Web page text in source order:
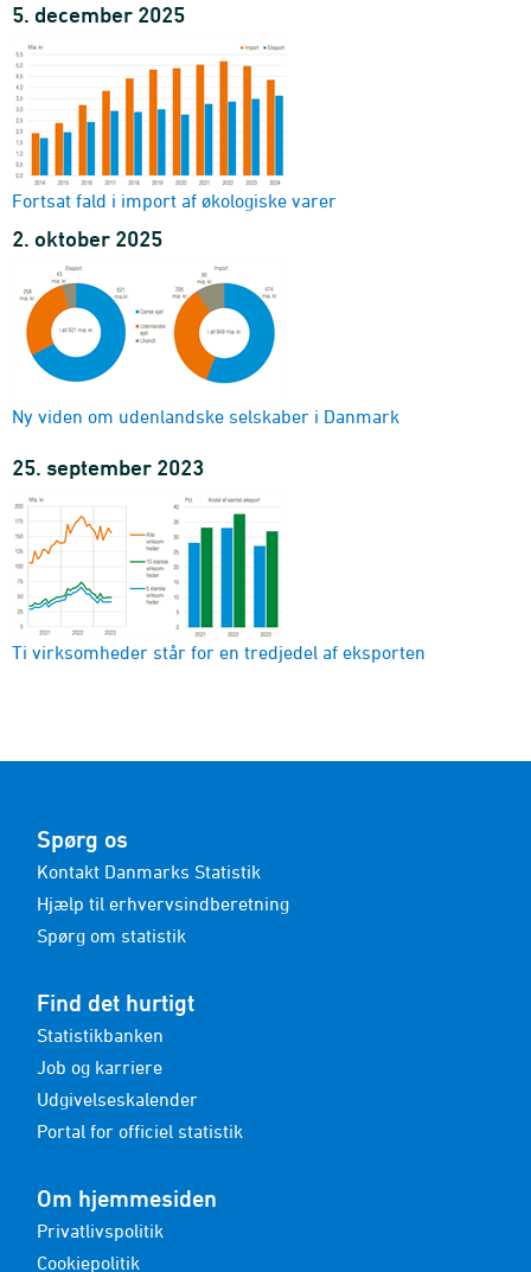
5. december 2025
Fortsat fald i import af økologiske varer
2. oktober 2025
Ny viden om udenlandske selskaber i Danmark
25. september 2023
Ti virksomheder står for en tredjedel af eksporten
Spørg os
Kontakt Danmarks Statistik
Hjælp til erhvervsindberetning
Spørg om statistik
Find det hurtigt
Statistikbanken
Job og karriere
Udgivelseskalender
Portal for officiel statistik
Om hjemmesiden
Privatlivspolitik
Cookiepolitik